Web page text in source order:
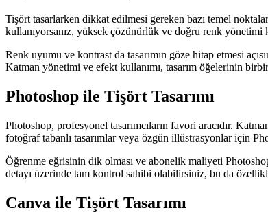
Tişört tasarlarken dikkat edilmesi gereken bazı temel
kullanıyorsanız, yüksek çözünürlük ve doğru renk yönetimi
Renk uyumu ve kontrast da tasarımın göze hitap etmesi
Katman yönetimi ve efekt kullanımı, tasarım öğelerinin
Photoshop ile Tişört Tasarımı
Photoshop, profesyonel tasarımcıların favori aracıdır.
fotoğraf tabanlı tasarımlar veya özgün illüstrasyonlar için
Öğrenme eğrisinin dik olması ve abonelik maliyeti
detayı üzerinde tam kontrol sahibi olabilirsiniz, bu da
Canva ile Tişört Tasarımı